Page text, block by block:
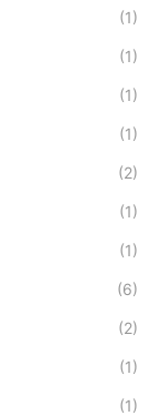
(1)
(1)
(1)
(1)
(2)
(1)
(1)
(6)
(2)
(1)
(1)